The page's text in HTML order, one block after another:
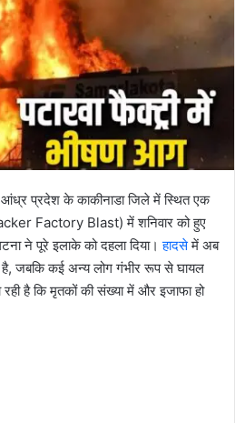
आंध्र प्रदेश के काकीनाडा जिले में स्थित एक
Factory Blast) में शनिवार को हुए
ने पूरे इलाके को दहला दिया।हादसेमें अब
है, जबकि कई अन्य लोग गंभीर रूप से घायल
है कि मृतकों की संख्या में और इजाफा हो